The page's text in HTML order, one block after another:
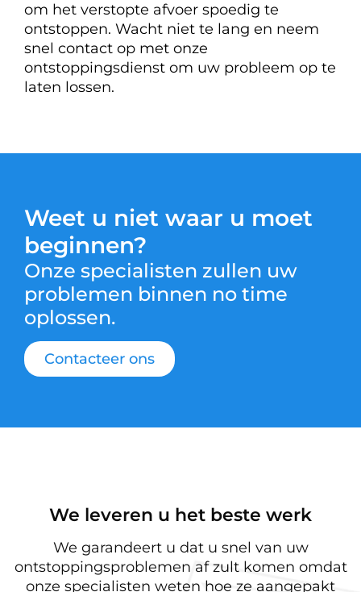
om het verstopte afvoer spoedig te
ontstoppen. Wacht niet te lang en neem
snel contact op met onze
ontstoppingsdienst om uw probleem op te
laten lossen.
Weet u niet waar u moet
beginnen?
Onze specialisten zullen uw
problemen binnen no time
oplossen.
Contacteer ons
We leveren u het beste werk
We garandeert u dat u snel van uw
ontstoppingsproblemen af zult komen omdat
onze specialisten weten hoe ze aangepakt